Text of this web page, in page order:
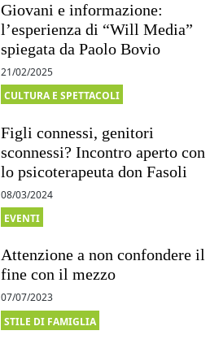
Giovani e informazione:
l’esperienza di “Will Media”
spiegata da Paolo Bovio
21/02/2025
CULTURA E SPETTACOLI
Figli connessi, genitori
sconnessi? Incontro aperto con
lo psicoterapeuta don Fasoli
08/03/2024
EVENTI
Attenzione a non confondere il
fine con il mezzo
07/07/2023
STILE DI FAMIGLIA